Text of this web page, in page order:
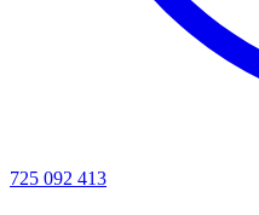
725 092 413